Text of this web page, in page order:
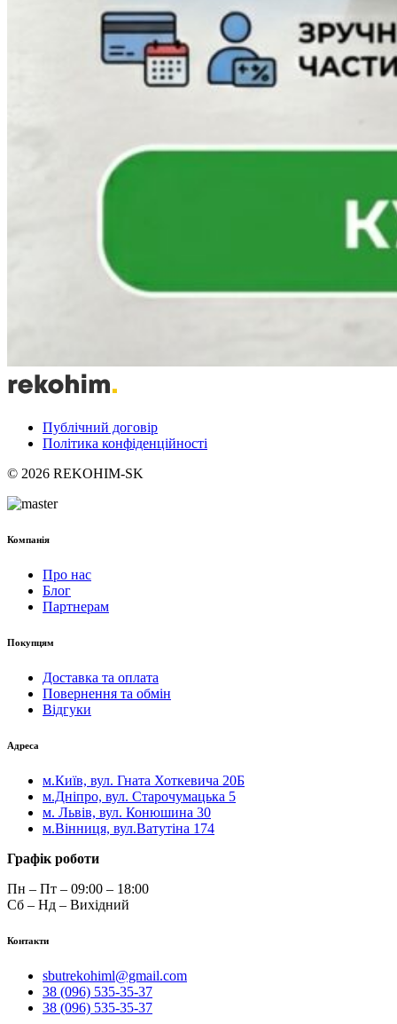
Публічний договір
Політика конфіденційності
© 2026 REKOHIM-SK
Компанія
Про нас
Блог
Партнерам
Покупцям
Доставка та оплата
Повернення та обмін
Відгуки
Адреса
м.Київ, вул. Гната Хоткевича 20Б
м.Дніпро, вул. Старочумацька 5
м. Львів, вул. Конюшина 30
м.Вінниця, вул.Ватутіна 174
Графік роботи
Пн – Пт – 09:00 – 18:00
Сб – Нд – Вихідний
Контакти
sbutrekohiml@gmail.com
38 (096) 535-35-37
38 (096) 535-35-37